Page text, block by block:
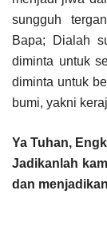
sungguh
Bapa; Dialah
diminta untuk
diminta untuk
bumi, yakni
Ya Tuhan,
Jadikanlah
dan